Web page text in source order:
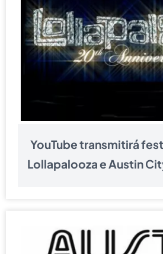
YouTube transmitirá
Lollapalooza e Austin